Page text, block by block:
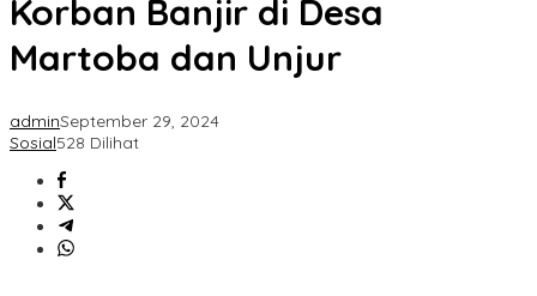
Korban Banjir di Desa
Martoba dan Unjur
adminSeptember 29, 2024
Sosial528 Dilihat